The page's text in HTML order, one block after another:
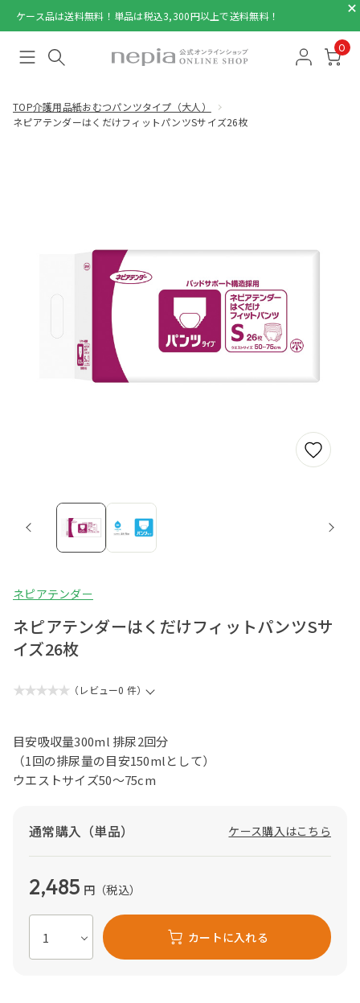
ケース品は送料無料！単品は税込3,300円以上で送料無料！
0
TOP介護用品紙おむつパンツタイプ（大人）
ネピアテンダーはくだけフィットパンツSサイズ26枚
ネピアテンダー
ネピアテンダーはくだけフィットパンツSサ
イズ26枚
★★★★★ （レビュー0 件）
目安吸収量300ml 排尿2回分
（1回の排尿量の目安150mlとして）
ウエストサイズ50～75cm
通常購入（単品） ケース購入はこちら
2,485 円（税込）
カートに入れる